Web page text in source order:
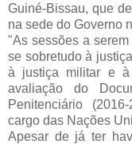
Guiné-Bissau, que
na sede do Governo
"As sessões a
se sobretudo à
à justiça militar e à
avaliação do
Penitenciário
cargo das Nações
Apesar de já ter